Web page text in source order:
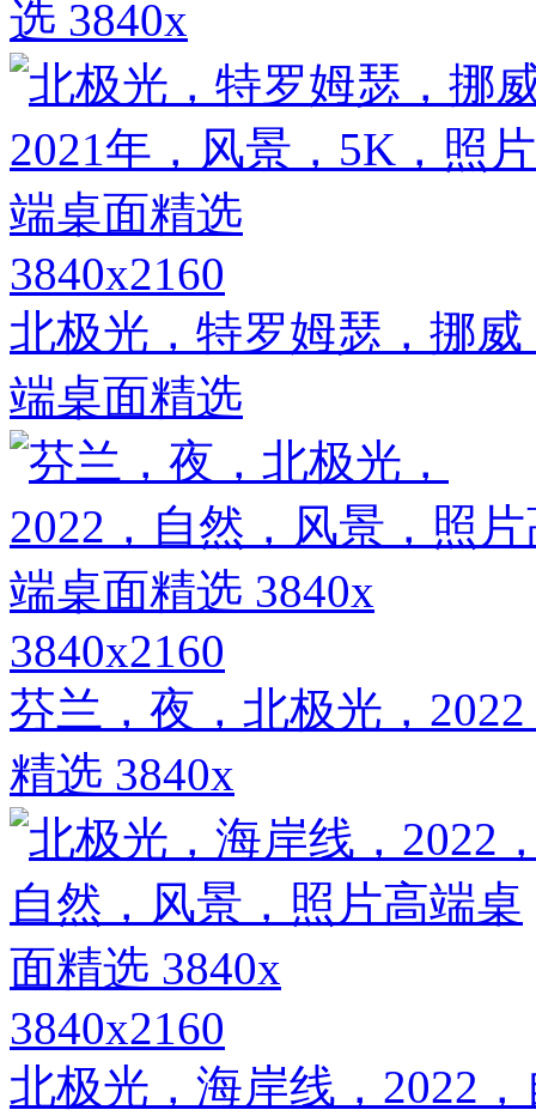
选 3840x
3840x2160
北极光，特罗姆瑟，挪
端桌面精选
3840x2160
芬兰，夜，北极光，
精选 3840x
3840x2160
北极光，海岸线，2022